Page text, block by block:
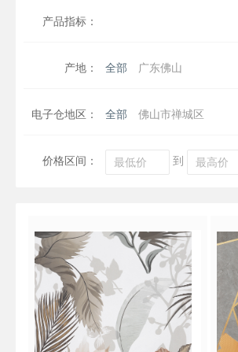
产品指标：
产地： 全部 广东佛山
电子仓地区： 全部 佛山市禅城区
价格区间： 到